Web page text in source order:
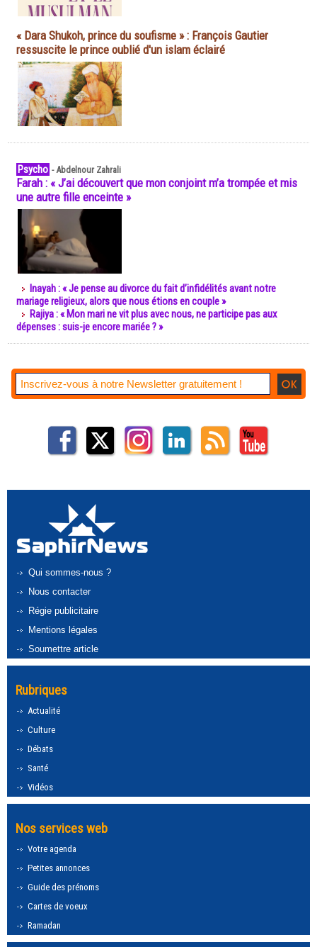
« Dara Shukoh, prince du soufisme » : François Gautier
ressuscite le prince oublié d'un islam éclairé
Psycho -Abdelnour Zahrali
Farah : « J’ai découvert que mon conjoint m’a trompée et mis
une autre fille enceinte »
Inayah : « Je pense au divorce du fait d’infidélités avant notre
mariage religieux, alors que nous étions en couple »
Rajiya : « Mon mari ne vit plus avec nous, ne participe pas aux
dépenses : suis-je encore mariée ? »
Qui sommes-nous ?
Nous contacter
Régie publicitaire
Mentions légales
Soumettre article
Rubriques
Actualité
Culture
Débats
Santé
Vidéos
Nos services web
Votre agenda
Petites annonces
Guide des prénoms
Cartes de voeux
Ramadan